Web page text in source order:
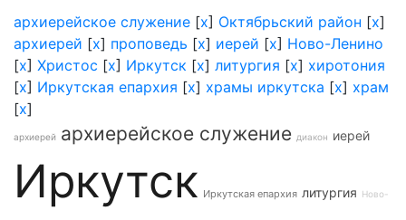
архиерейское служение [x] Октябрьский район [x]
архиерей [x] проповедь [x] иерей [x] Ново-Ленино
[x] Христос [x] Иркутск [x] литургия [x] хиротония
[x] Иркутская епархия [x] храмы иркутска [x] храм
[x]
архиерей архиерейское служение диакон иерей
Иркутск Иркутская епархия литургия Ново-